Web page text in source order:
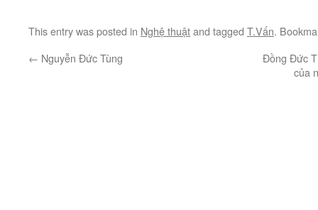
This entry was posted in Nghệ thuậtand tagged T.Vấn.
← Nguyễn Đức Tùng
Đồng Đức
của